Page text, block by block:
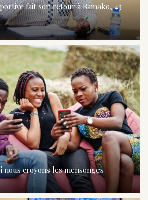
fait son retour à Bamako, 43
croyons les mensonges